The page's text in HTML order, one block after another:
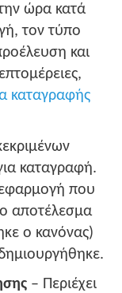
ώρα κατά
τον τύπο
και
καταγραφής
καταγραφή.
που
αποτέλεσμα
ο κανόνας)
– Περιέχει